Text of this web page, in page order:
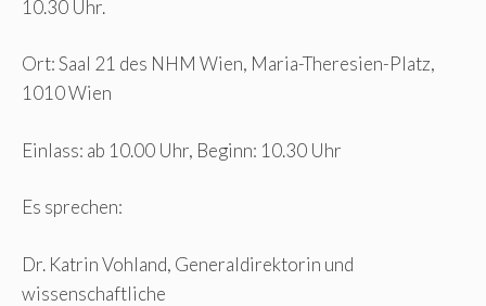
10.30 Uhr.
Ort: Saal 21 des NHM Wien, Maria-Theresien-Platz,
1010 Wien
Einlass: ab 10.00 Uhr, Beginn: 10.30 Uhr
Es sprechen:
Dr. Katrin Vohland, Generaldirektorin und
wissenschaftliche